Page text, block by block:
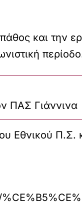
και την
ΠΑΣ Γιάννινα
Εθνικού Π.Σ.